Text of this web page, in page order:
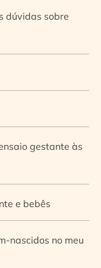
dúvidas sobre
gestante às
e bebês
nascidos no meu